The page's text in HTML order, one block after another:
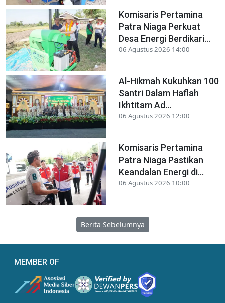
Komisaris Pertamina
Patra Niaga Perkuat
Desa Energi Berdikari...
06 Agustus 2026 14:00
Al-Hikmah Kukuhkan 100
Santri Dalam Haflah
Ikhtitam Ad...
06 Agustus 2026 12:00
Komisaris Pertamina
Patra Niaga Pastikan
Keandalan Energi di...
06 Agustus 2026 10:00
Berita Sebelumnya
MEMBER OF